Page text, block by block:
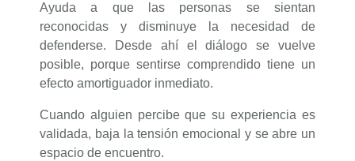
Ayuda a que las personas se sientan
reconocidas y disminuye la necesidad de
defenderse. Desde ahí el diálogo se vuelve
posible, porque sentirse comprendido tiene un
efecto amortiguador inmediato.
Cuando alguien percibe que su experiencia es
validada, baja la tensión emocional y se abre un
espacio de encuentro.